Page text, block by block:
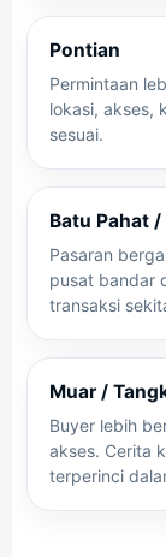
Pontian
Permintaan
lokasi, akses,
sesuai.
Batu Pahat
Pasaran
pusat bandar
transaksi
Muar /
Buyer lebih
akses. Cerita
terperinci